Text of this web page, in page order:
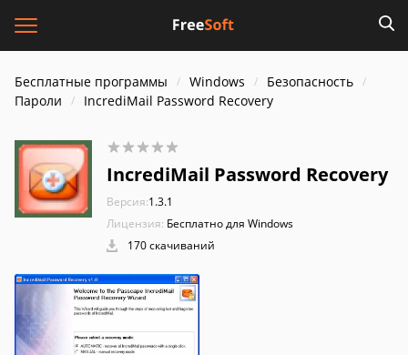
Бесплатные программы Windows
Безопасность
Пароли
IncrediMail Password Recovery
IncrediMail Password Recovery
Версия:1.3.1
Лицензия: Бесплатно для Windows
170 скачиваний